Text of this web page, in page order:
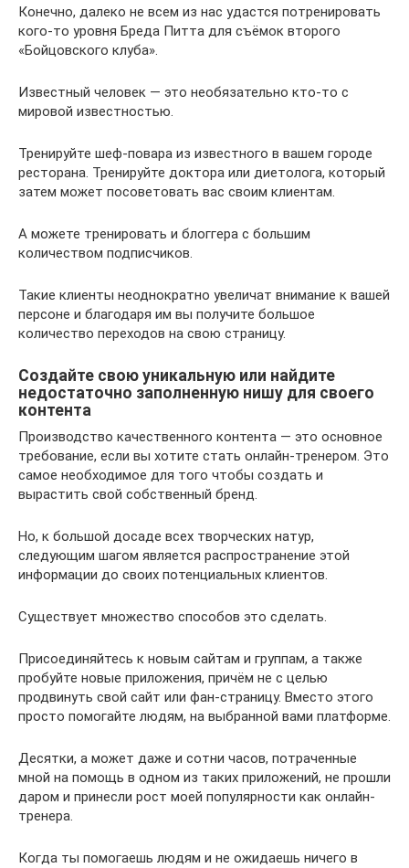
Конечно, далеко не всем из нас удастся потренировать
кого-то уровня Бреда Питта для съёмок второго
«Бойцовского клуба».
Известный человек — это необязательно кто-то с
мировой известностью.
Тренируйте шеф-повара из известного в вашем городе
ресторана. Тренируйте доктора или диетолога, который
затем может посоветовать вас своим клиентам.
А можете тренировать и блоггера с большим
количеством подписчиков.
Такие клиенты неоднократно увеличат внимание к вашей
персоне и благодаря им вы получите большое
количество переходов на свою страницу.
Создайте свою уникальную или найдите
недостаточно заполненную нишу для своего
контента
Производство качественного контента — это основное
требование, если вы хотите стать онлайн-тренером. Это
самое необходимое для того чтобы создать и
вырастить свой собственный бренд.
Но, к большой досаде всех творческих натур,
следующим шагом является распространение этой
информации до своих потенциальных клиентов.
Существует множество способов это сделать.
Присоединяйтесь к новым сайтам и группам, а также
пробуйте новые приложения, причём не с целью
продвинуть свой сайт или фан-страницу. Вместо этого
просто помогайте людям, на выбранной вами платформе.
Десятки, а может даже и сотни часов, потраченные
мной на помощь в одном из таких приложений, не прошли
даром и принесли рост моей популярности как онлайн-
тренера.
Когда ты помогаешь людям и не ожидаешь ничего в